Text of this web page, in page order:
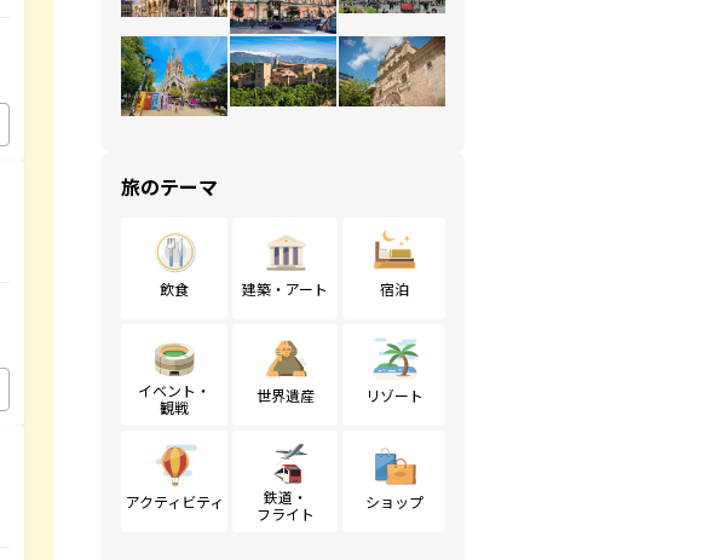
旅のテーマ
飲食 建築・アート 宿泊
イベント・
観戦
世界遺産 リゾート
アクティビティ
鉄道・
フライト
ショップ